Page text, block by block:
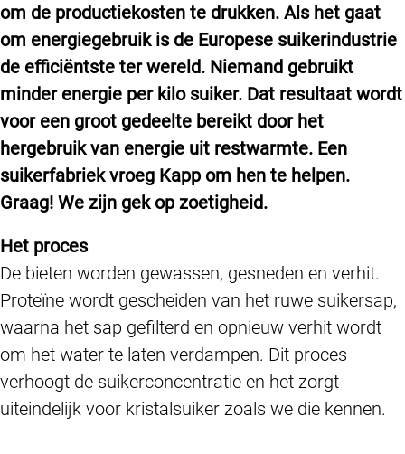
om de productiekosten te drukken. Als het gaat
om energiegebruik is de Europese suikerindustrie
de efficiëntste ter wereld. Niemand gebruikt
minder energie per kilo suiker. Dat resultaat wordt
voor een groot gedeelte bereikt door het
hergebruik van energie uit restwarmte. Een
suikerfabriek vroeg Kapp om hen te helpen.
Graag! We zijn gek op zoetigheid.
Het proces
De bieten worden gewassen, gesneden en verhit.
Proteïne wordt gescheiden van het ruwe suikersap,
waarna het sap gefilterd en opnieuw verhit wordt
om het water te laten verdampen. Dit proces
verhoogt de suikerconcentratie en het zorgt
uiteindelijk voor kristalsuiker zoals we die kennen.